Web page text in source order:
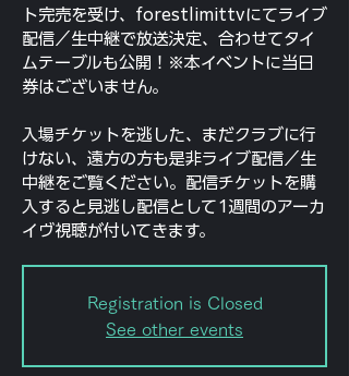
ト完売を受け、forestlimittvにてライブ
配信／生中継で放送決定、合わせてタイ
ムテーブルも公開！※本イベントに当日
券はございません。
入場チケットを逃した、まだクラブに行
けない、遠方の方も是非ライブ配信／生
中継をご覧ください。配信チケットを購
入すると見逃し配信として1週間のアーカ
イヴ視聴が付いてきます。
Registration is Closed
See other events